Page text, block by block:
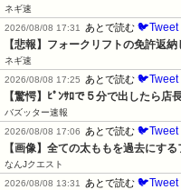
ネギ速
2026/08/08 17:31
あとで読む 🐦Tweet
【悲報】フォークリフトの免許返
ネギ速
2026/08/08 17:25
あとで読む 🐦Tweet
【驚愕】ﾋﾟﾝｻﾛで５分で出したら
バズッター速報
2026/08/08 17:06
あとで読む 🐦Tweet
【画像】全ての太ももを過去にす
なんJクエスト
2026/08/08 13:31
あとで読む 🐦Tweet